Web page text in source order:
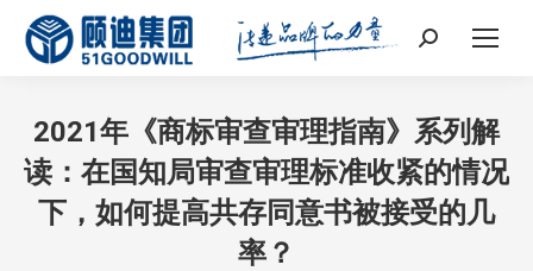
Search:
2021年《商标审查审理指南》系列解
读：在国知局审查审理标准收紧的情况
下，如何提高共存同意书被接受的几
率？